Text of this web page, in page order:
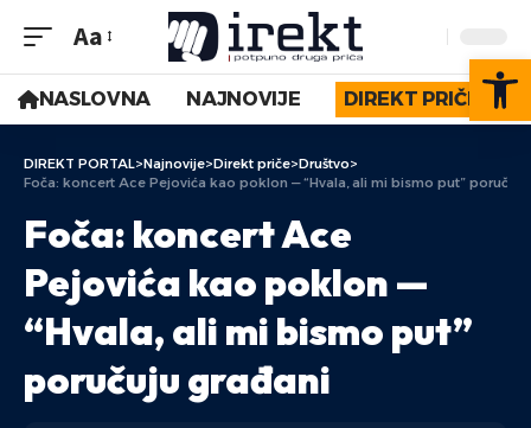
Aa
NASLOVNA NAJNOVIJE DIREKT PRIČE
DIREKT PORTAL>Najnovije>Direkt priče>Društvo>
Foča: koncert Ace Pejovića kao poklon — “Hvala, ali mi bismo put”
Foča: koncert Ace
Pejovića kao poklon —
“Hvala, ali mi bismo put”
poručuju građani